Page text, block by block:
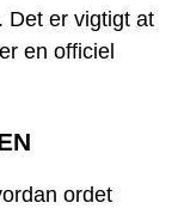
Det er vigtigt at
en officiel
ordet